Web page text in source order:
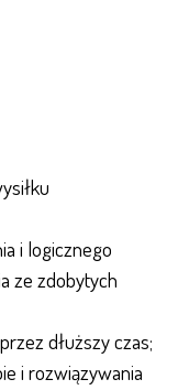
i logicznego
ze zdobytych
dłuższy czas;
i rozwiązywania